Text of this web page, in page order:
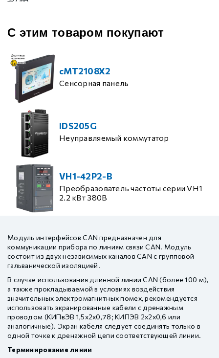
С этим товаром покупают
cMT2108X2
Сенсорная панель
IDS205G
Неуправляемый коммутатор
VH1-42P2-B
Преобразователь частоты серии VH1
2.2 кВт 380В
Модуль интерфейсов CAN предназначен для
коммуникации прибора по линиям связи CAN. Модуль
состоит из двух независимых каналов CAN с групповой
гальванической изоляцией.
В случае использования длинной линии CAN (более 100 м),
а также прокладываемой в условиях воздействия
значительных электромагнитных помех, рекомендуется
использовать экранированные кабели с дренажным
проводом (КИПвЭВ 1,5х2х0,78; КИПЭВ 2х2х0,6 или
аналогичные). Экран кабеля следует соединять только в
одной точке к дренажной цепи соответствующей линии.
Терминирование линии